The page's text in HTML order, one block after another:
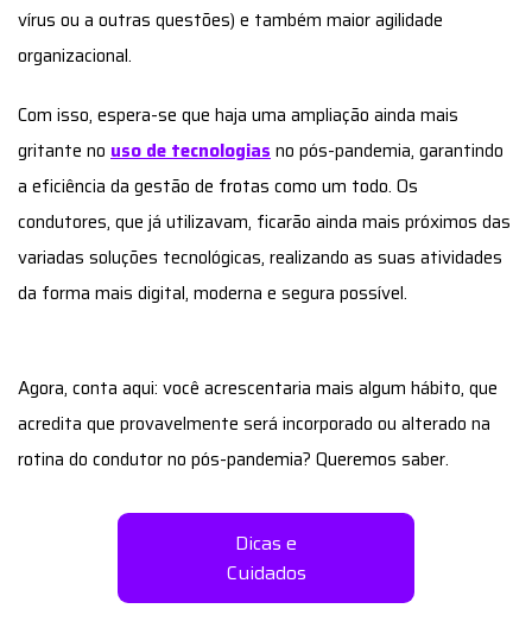
vírus ou a outras questões) e também maior agilidade
organizacional.
Com isso, espera-se que haja uma ampliação ainda mais
gritante no uso de tecnologias no pós-pandemia, garantindo
a eficiência da gestão de frotas como um todo. Os
condutores, que já utilizavam, ficarão ainda mais próximos das
variadas soluções tecnológicas, realizando as suas atividades
da forma mais digital, moderna e segura possível.
Agora, conta aqui: você acrescentaria mais algum hábito, que
acredita que provavelmente será incorporado ou alterado na
rotina do condutor no pós-pandemia? Queremos saber.
Dicas e
Cuidados